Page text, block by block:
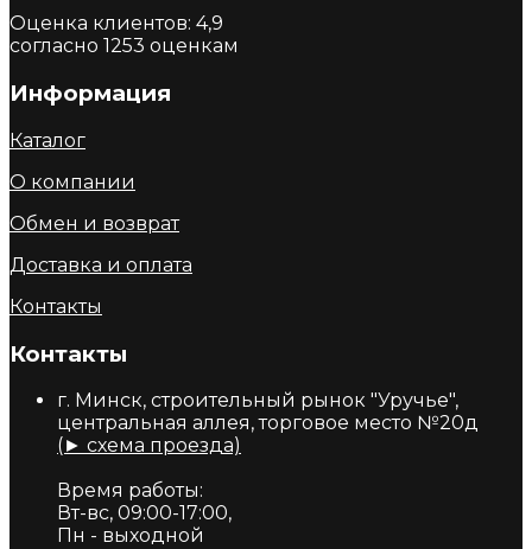
Оценка клиентов: 4,9
согласно 1253 оценкам
Информация
Каталог
О компании
Обмен и возврат
Доставка и оплата
Контакты
Контакты
г. Минск, строительный рынок "Уручье",
центральная аллея, торговое место №20д
(► схема проезда)
Время работы:
Вт-вс, 09:00-17:00,
Пн - выходной